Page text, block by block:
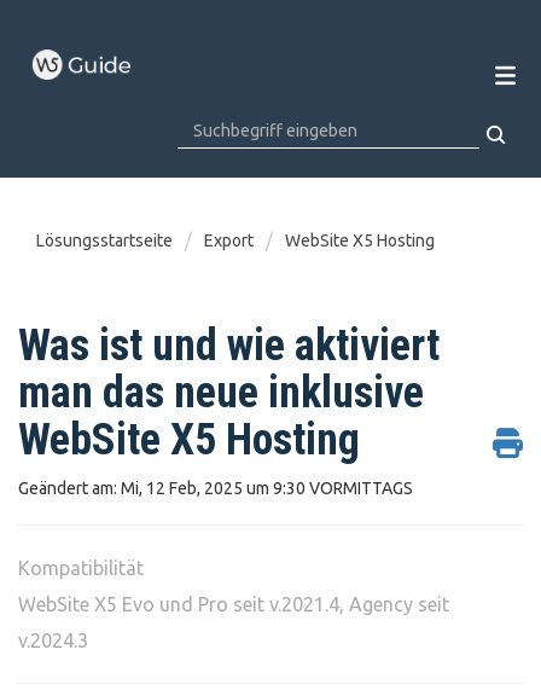
Lösungsstartseite Export WebSite X5 Hosting
Was ist und wie aktiviert
man das neue inklusive
WebSite X5 Hosting
Geändert am: Mi, 12 Feb, 2025 um 9:30 VORMITTAGS
Kompatibilität
WebSite X5 Evo und Pro seit v.2021.4, Agency seit
v.2024.3